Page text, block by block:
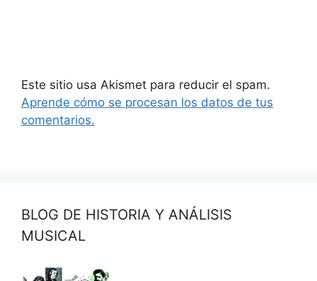
Este sitio usa Akismet para reducir el spam.
Aprende cómo se procesan los datos de tus
comentarios.
BLOG DE HISTORIA Y ANÁLISIS
MUSICAL